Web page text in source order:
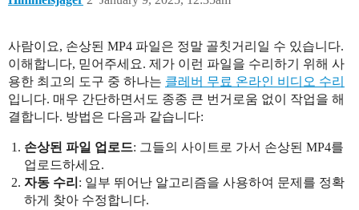
사람이요, 손상된 MP4 파일은 정말 골칫거리일 수 있습니다.
이해합니다, 믿어주세요. 제가 이런 파일을 수리하기 위해 사
용한 최고의 도구 중 하나는 클레버 무료 온라인 비디오 수리
입니다. 매우 간단하면서도 종종 큰 번거로움 없이 작업을 해
결합니다. 방법은 다음과 같습니다:
손상된 파일 업로드: 그들의 사이트로 가서 손상된 MP4를
업로드하세요.
자동 수리 : 일부 뛰어난 알고리즘을 사용하여 문제를 정확
하게 찾아 수정합니다.